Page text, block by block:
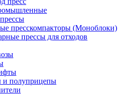
пресскомпакторы (Моноблоки)
прессы для отходов
полуприцепы